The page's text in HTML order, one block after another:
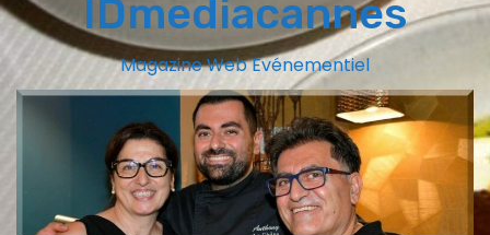
IDmediacannes
Magazine Web Evénementiel